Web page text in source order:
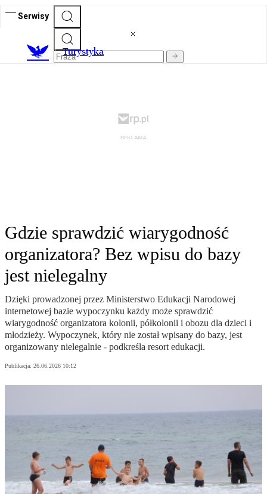
Serwisy
Turystyka
Gdzie sprawdzić wiarygodność
organizatora? Bez wpisu do bazy
jest nielegalny
Dzięki prowadzonej przez Ministerstwo Edukacji Narodowej
internetowej bazie wypoczynku każdy może sprawdzić
wiarygodność organizatora kolonii, półkolonii i obozu dla dzieci i
młodzieży. Wypoczynek, który nie został wpisany do bazy, jest
organizowany nielegalnie - podkreśla resort edukacji.
Publikacja: 26.06.2026 10:12